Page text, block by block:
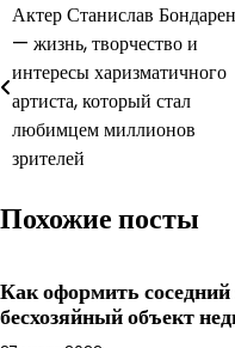
Навигация
по
записям
Актер Станислав
— жизнь, творчество и
интересы харизматичного
артиста, который стал
любимцем миллионов
зрителей
Похожие посты
Как оформить
бесхозяйный объект